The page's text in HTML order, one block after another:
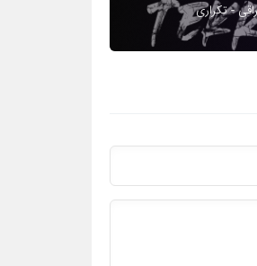
- تکراری